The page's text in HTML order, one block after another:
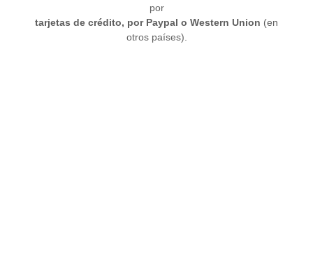
por
tarjetas de crédito, por Paypal o Western Union (en
otros países).